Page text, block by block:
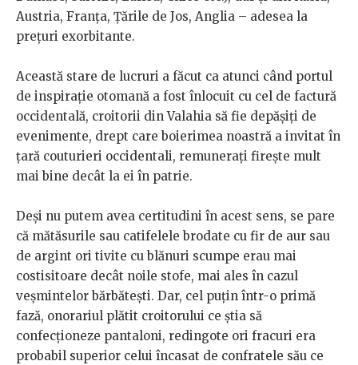
Austria, Franța, Țările de Jos, Anglia – adesea la
prețuri exorbitante.
Această stare de lucruri a făcut ca atunci când portul
de inspirație otomană a fost înlocuit cu cel de factură
occidentală, croitorii din Valahia să fie depășiți de
evenimente, drept care boierimea noastră a invitat în
țară couturieri occidentali, remunerați firește mult
mai bine decât la ei în patrie.
Deși nu putem avea certitudini în acest sens, se pare
că mătăsurile sau catifelele brodate cu fir de aur sau
de argint ori tivite cu blănuri scumpe erau mai
costisitoare decât noile stofe, mai ales în cazul
veșmintelor bărbătești. Dar, cel puțin într-o primă
fază, onorariul plătit croitorului ce știa să
confecționeze pantaloni, redingote ori fracuri era
probabil superior celui încasat de confratele său ce